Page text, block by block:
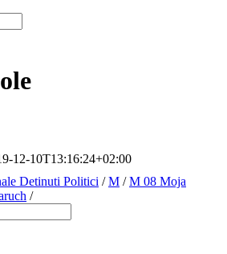
12-10T13:16:24+02:00
Detinuti Politici /M /M 08 Moja
/